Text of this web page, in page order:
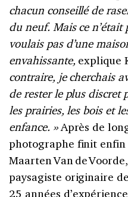
chacun conseillé de
du neuf. Mais ce n’était
voulais pas d’une
envahissante, explique
contraire, je cherchais
de rester le plus discret
les prairies, les bois et
enfance. »Après de
photographe finit
Maarten Van de
paysagiste originaire
25 années